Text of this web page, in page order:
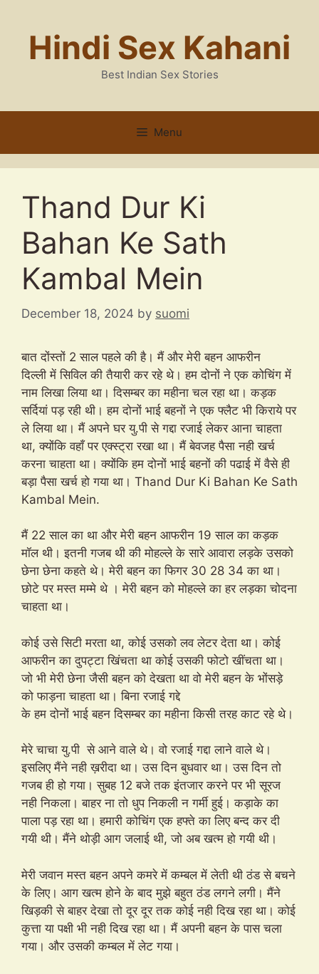
contentHindi Sex Kahani
Best Indian Sex Stories
Menu
Thand Dur Ki
Bahan Ke Sath
Kambal Mein
December 18, 2024 by suomi
बात दोंस्तों 2 साल पहले की है। मैं और मेरी बहन आफरीन
दिल्ली में सिविल की तैयारी कर रहे थे। हम दोनों ने एक कोचिंग में
नाम लिखा लिया था। दिसम्बर का महीना चल रहा था। कड़क
सर्दियां पड़ रही थी। हम दोनों भाई बहनों ने एक फ्लैट भी किराये पर
ले लिया था। मैं अपने घर यु.पी से गद्दा रजाई लेकर आना चाहता
था, क्योंकि वहाँ पर एक्स्ट्रा रखा था। मैं बेवजह पैसा नही खर्च
करना चाहता था। क्योंकि हम दोनों भाई बहनों की पढाई में वैसे ही
बड़ा पैसा खर्च हो गया था। Thand Dur Ki Bahan Ke Sath
Kambal Mein.
मैं 22 साल का था और मेरी बहन आफरीन 19 साल का कड़क
मॉल थी। इतनी गजब थी की मोहल्ले के सारे आवारा लड़के उसको
छेना छेना कहते थे। मेरी बहन का फिगर 30 28 34 का था।
छोटे पर मस्त मम्मे थे । मेरी बहन को मोहल्ले का हर लड़का चोदना
चाहता था।
कोई उसे सिटी मरता था, कोई उसको लव लेटर देता था। कोई
आफरीन का दुपट्टा खिंचता था कोई उसकी फोटो खींचता था।
जो भी मेरी छेना जैसी बहन को देखता था वो मेरी बहन के भोंसड़े
को फाड़ना चाहता था। बिना रजाई गद्दे
के हम दोनों भाई बहन दिसम्बर का महीना किसी तरह काट रहे थे।
मेरे चाचा यु.पी से आने वाले थे। वो रजाई गद्दा लाने वाले थे।
इसलिए मैंने नही ख़रीदा था। उस दिन बुधवार था। उस दिन तो
गजब ही हो गया। सुबह 12 बजे तक इंतजार करने पर भी सूरज
नही निकला। बाहर ना तो धुप निकली न गर्मी हुई। कड़ाके का
पाला पड़ रहा था। हमारी कोचिंग एक हफ्ते का लिए बन्द कर दी
गयी थी। मैंने थोड़ी आग जलाई थी, जो अब खत्म हो गयी थी।
मेरी जवान मस्त बहन अपने कमरे में कम्बल में लेती थी ठंड से बचने
के लिए। आग खत्म होने के बाद मुझे बहुत ठंड लगने लगी। मैंने
खिड़की से बाहर देखा तो दूर दूर तक कोई नही दिख रहा था। कोई
कुत्ता या पक्षी भी नही दिख रहा था। मैं अपनी बहन के पास चला
गया। और उसकी कम्बल में लेट गया।